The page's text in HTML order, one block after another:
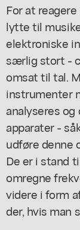
For at
lytte til
elektroniske
særlig stort -
omsat til tal.
instrumenter
analyseres
apparater -
udføre denne
De er i stand
omregne
videre i form
der, hvis man